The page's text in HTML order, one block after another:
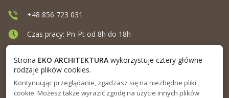
MENU
+48 856 723 031
Czas pracy: Pn-Pt od 8h do 18h
Strona EKO ARCHITEKTURAwykorzystuje cztery główne
rodzaje plików cookies.
Kontynuując przeglądanie, zgadzasz się na niezbędne pliki
cookie. Możesz także wyrazić zgodę na użycie innych plików